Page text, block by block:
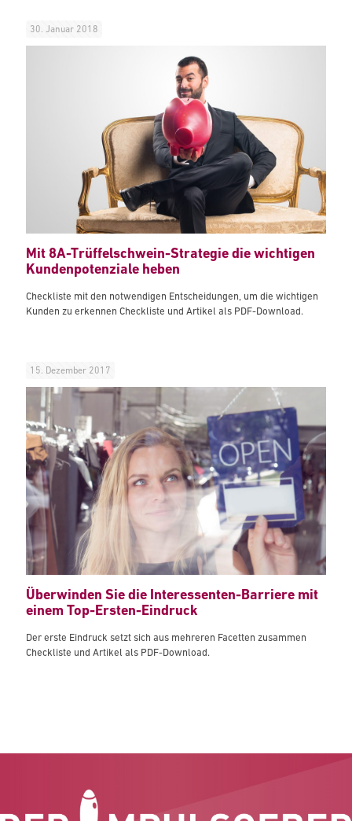
30. Januar 2018
Mit 8A-Trüffelschwein-Strategie die wichtigen
Kundenpotenziale heben
Checkliste mit den notwendigen Entscheidungen, um die wichtigen
Kunden zu erkennen Checkliste und Artikel als PDF-Download.
15. Dezember 2017
Überwinden Sie die Interessenten-Barriere mit
einem Top-Ersten-Eindruck
Der erste Eindruck setzt sich aus mehreren Facetten zusammen
Checkliste und Artikel als PDF-Download.